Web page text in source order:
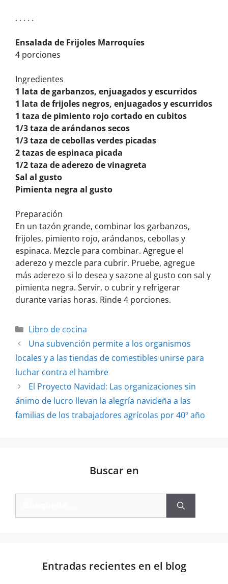
. . . . .
Ensalada de Frijoles Marroquíes
4 porciones
Ingredientes
1 lata de garbanzos, enjuagados y escurridos
1 lata de frijoles negros, enjuagados y escurridos
1 taza de pimiento rojo cortado en cubitos
1/3 taza de arándanos secos
1/3 taza de cebollas verdes picadas
2 tazas de espinaca picada
1/2 taza de aderezo de vinagreta
Sal al gusto
Pimienta negra al gusto
Preparación
En un tazón grande, combinar los garbanzos,
frijoles, pimiento rojo, arándanos, cebollas y
espinaca. Mezcle para combinar. Agregue el
aderezo y mezcle para cubrir. Pruebe, agregue
más aderezo si lo desea y sazone al gusto con sal y
pimienta negra. Servir, o cubrir y refrigerar
durante varias horas. Rinde 4 porciones.
Libro de cocina
Una subvención permite a los organismos
locales y a las tiendas de comestibles unirse para
luchar contra el hambre
El Proyecto Navidad: Las organizaciones sin
ánimo de lucro llevan la alegría navideña a las
familias de los trabajadores agrícolas por 40º año
Buscar en
Entradas recientes en el blog